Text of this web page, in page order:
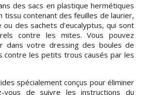
des sacs en plastique hermétiques
tissu contenant des feuilles de laurier,
des sachets d'eucalyptus, qui sont
contre les mites. Vous pouvez
dans votre dressing des boules de
contre les petits trous causés par les
spécialement conçus pour éliminer
vous de suivre les instructions du